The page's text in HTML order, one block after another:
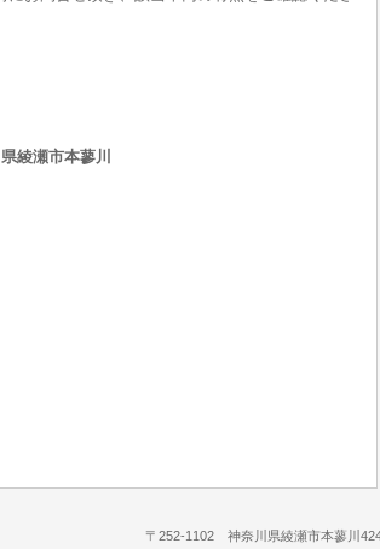
綾瀬市本蓼川
〒252-1102 神奈川県綾瀬市本蓼川